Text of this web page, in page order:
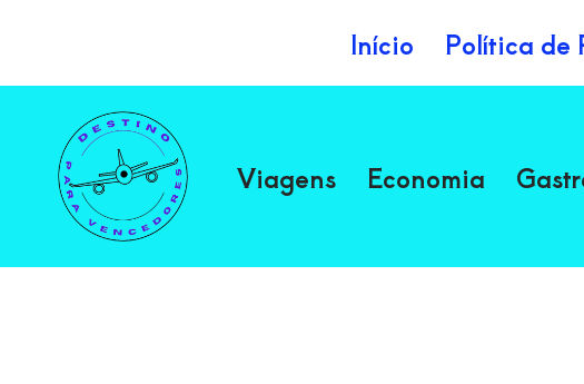
conteúdo
Início Política de
Viagens Economia